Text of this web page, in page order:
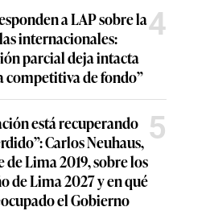
a LAP sobre la
internacionales:
parcial deja intacta
competitiva de fondo”
4
está recuperando
Carlos Neuhaus,
Lima 2019, sobre los
de Lima 2027 y en qué
el Gobierno
5